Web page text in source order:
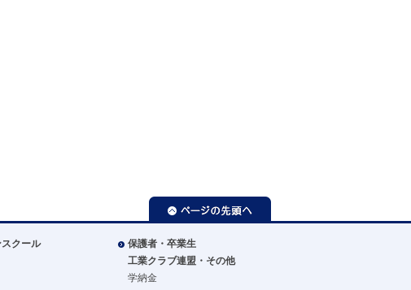
クール
保護者・卒業生
工業クラブ連盟・その他
学納金